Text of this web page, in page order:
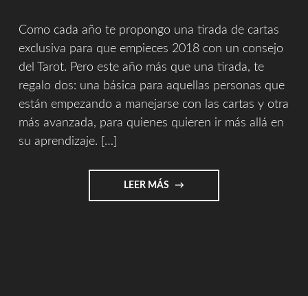
Como cada año te propongo una tirada de cartas
exclusiva para que empieces 2018 con un consejo
del Tarot. Pero este año más que una tirada, te
regalo dos: una básica para aquellas personas que
están empezando a manejarse con las cartas y otra
más avanzada, para quienes quieren ir más allá en
su aprendizaje. […]
LEER MÁS "TIRADA
DE